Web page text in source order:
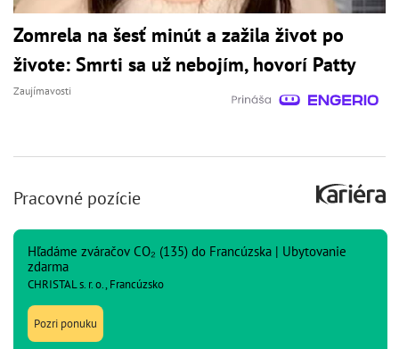
Zomrela na šesť minút a zažila život po
živote: Smrti sa už nebojím, hovorí Patty
Zaujímavosti
Pracovné pozície
Hľadáme zváračov CO₂ (135) do Francúzska | Ubytovanie
zdarma
CHRISTAL s. r. o., Francúzsko
Pozri ponuku